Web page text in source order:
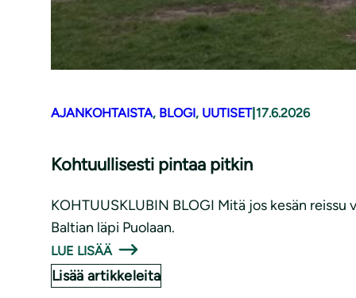
AJANKOHTAISTA, BLOGI, UUTISET| 17.6.2026
Kohtuullisesti pintaa pitkin
KOHTUUSKLUBIN BLOGI Mitä jos kesän
Baltian läpi Puolaan.
LUE LISÄÄ
Lisää artikkeleita